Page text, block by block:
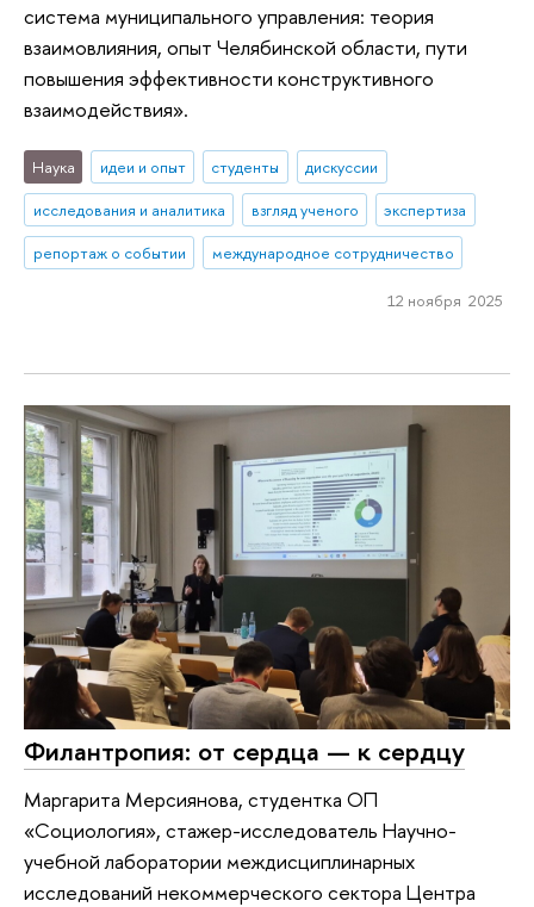
система муниципального управления: теория
взаимовлияния, опыт Челябинской области, пути
повышения эффективности конструктивного
взаимодействия».
Наука идеи и опыт студенты
дискуссии
исследования и аналитика
взгляд ученого
экспертиза
репортаж о событии
международное сотрудничество
12 ноября 2025
Филантропия: от сердца — к сердцу
Маргарита Мерсиянова, студентка ОП
«Социология», стажер-исследователь Научно-
учебной лаборатории междисциплинарных
исследований некоммерческого сектора Центра